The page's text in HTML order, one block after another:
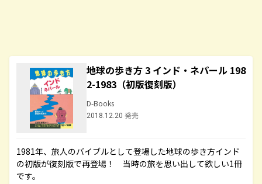
地球の歩き方 3 インド・ネパール 198
2-1983（初版復刻版）
D-Books
2018.12.20 発売
1981年、旅人のバイブルとして登場した地球の歩き方インド
の初版が復刻版で再登場！ 当時の旅を思い出して欲しい1冊
です。